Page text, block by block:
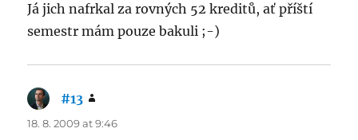
Já jich nafrkal za rovných 52 kreditů, ať příští
semestr mám pouze bakuli ;-)
#13
18. 8. 2009 at 9:46